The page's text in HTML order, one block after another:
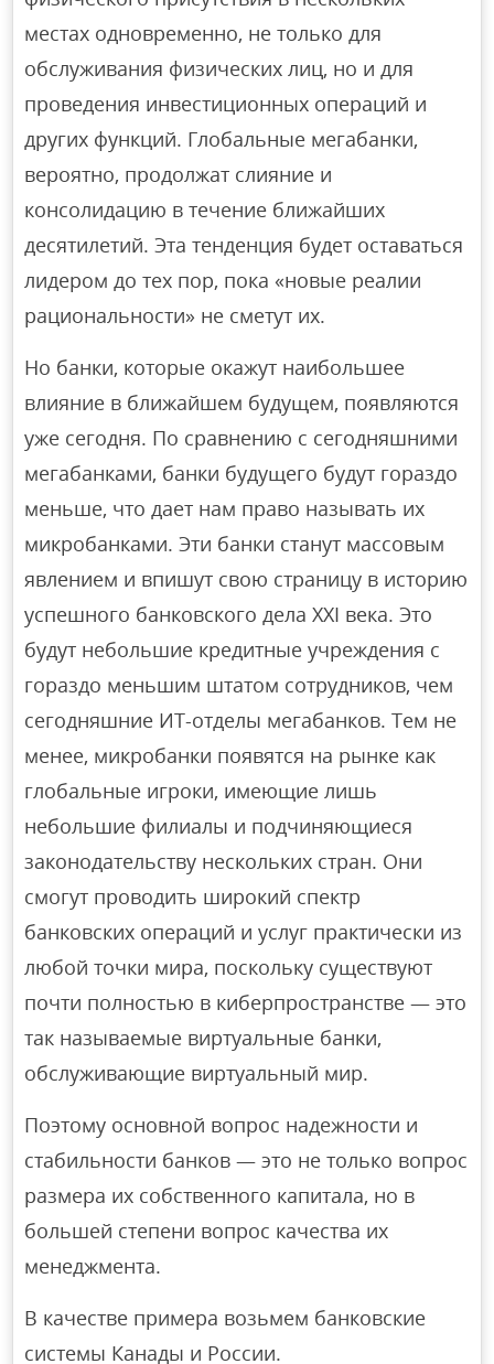
местах одновременно, не только для
обслуживания физических лиц, но и для
проведения инвестиционных операций и
других функций. Глобальные мегабанки,
вероятно, продолжат слияние и
консолидацию в течение ближайших
десятилетий. Эта тенденция будет оставаться
лидером до тех пор, пока «новые реалии
рациональности» не сметут их.
Но банки, которые окажут наибольшее
влияние в ближайшем будущем, появляются
уже сегодня. По сравнению с сегодняшними
мегабанками, банки будущего будут гораздо
меньше, что дает нам право называть их
микробанками. Эти банки станут массовым
явлением и впишут свою страницу в историю
успешного банковского дела XXI века. Это
будут небольшие кредитные учреждения с
гораздо меньшим штатом сотрудников, чем
сегодняшние ИТ-отделы мегабанков. Тем не
менее, микробанки появятся на рынке как
глобальные игроки, имеющие лишь
небольшие филиалы и подчиняющиеся
законодательству нескольких стран. Они
смогут проводить широкий спектр
банковских операций и услуг практически из
любой точки мира, поскольку существуют
почти полностью в киберпространстве — это
так называемые виртуальные банки,
обслуживающие виртуальный мир.
Поэтому основной вопрос надежности и
стабильности банков — это не только вопрос
размера их собственного капитала, но в
большей степени вопрос качества их
менеджмента.
В качестве примера возьмем банковские
системы Канады и России.